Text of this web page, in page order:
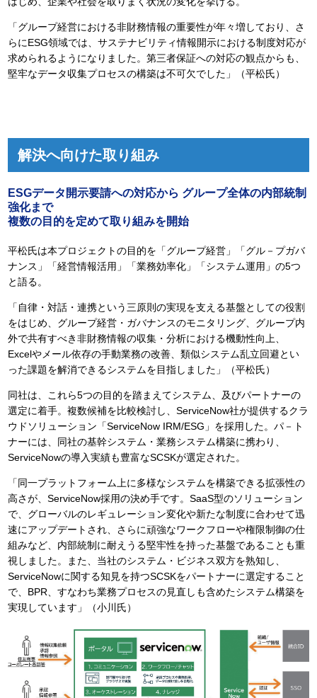
「グループ経営における非財務情報の重要性が年々増しており、さ
らにESG領域では、サステナビリティ情報開示における制度対応が
求められるようになりました。第三者保証への対応の観点からも、
堅牢なデータ収集プロセスの構築は不可欠でした」（平松氏）
解決へ向けた取り組み
ESGデータ開示要請への対応から グループ全体の内部統制
強化まで
複数の目的を定めて取り組みを開始
平松氏は本プロジェクトの目的を「グループ経営」「グル－プガバ
ナンス」「経営情報活用」「業務効率化」「システム運用」の5つ
と語る。
「自律・対話・連携という三原則の実現を支える基盤としての役割
をはじめ、グループ経営・ガバナンスのモニタリング、グループ内
外で共有すべき非財務情報の収集・分析における機動性向上、
Excelやメール依存の手動業務の改善、類似システム乱立回避とい
った課題を解消できるシステムを目指しました」（平松氏）
同社は、これら5つの目的を踏まえてシステム、及びパートナーの
選定に着手。複数候補を比較検討し、ServiceNow社が提供するクラ
ウドソリューション「ServiceNow IRM/ESG」を採用した。パ－ト
ナーには、同社の基幹システム・業務システム構築に携わり、
ServiceNowの導入実績も豊富なSCSKが選定された。
「同一プラットフォーム上に多様なシステムを構築できる拡張性の
高さが、ServiceNow採用の決め手です。SaaS型のソリューション
で、グローバルのレギュレーション変化や新たな制度に合わせて迅
速にアップデートされ、さらに頑強なワークフローや権限制御の仕
組みなど、内部統制に耐えうる堅牢性を持った基盤であることも重
視しました。また、当社のシステム・ビジネス双方を熟知し、
ServiceNowに関する知見を持つSCSKをパートナーに選定すること
で、BPR、すなわち業務プロセスの見直しも含めたシステム構築を
実現しています」（小川氏）